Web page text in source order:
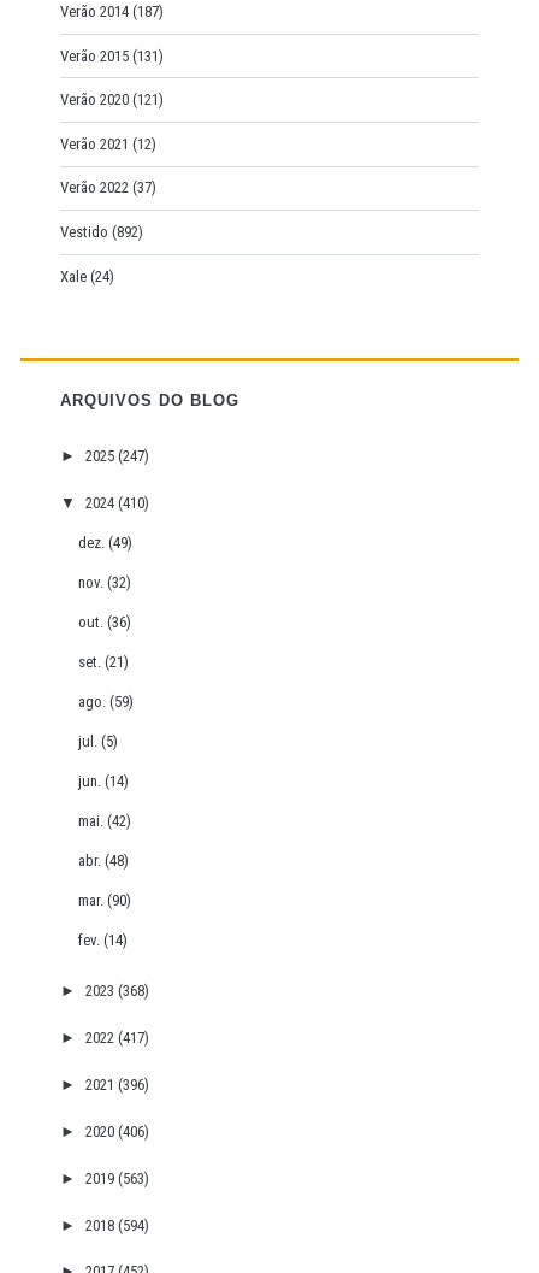
Verão 2014 (187)
Verão 2015 (131)
Verão 2020 (121)
Verão 2021 (12)
Verão 2022 (37)
Vestido (892)
Xale (24)
ARQUIVOS DO BLOG
► 2025 (247)
▼ 2024 (410)
dez.(49)
nov.(32)
out.(36)
set.(21)
ago.(59)
jul.(5)
jun.(14)
mai.(42)
abr.(48)
mar.(90)
fev.(14)
► 2023 (368)
► 2022 (417)
► 2021 (396)
► 2020 (406)
► 2019 (563)
► 2018 (594)